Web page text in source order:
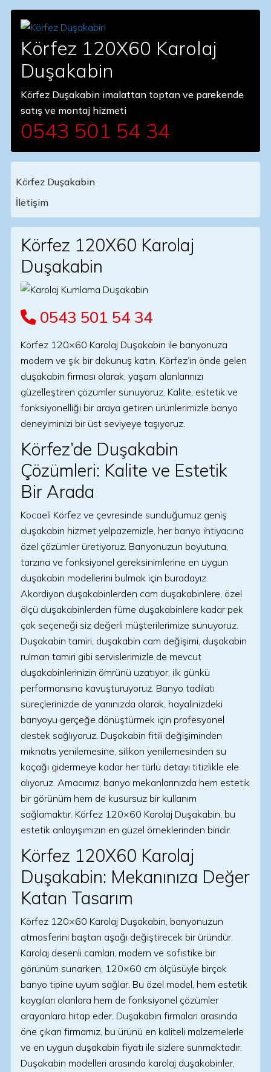
Körfez 120X60 Karolaj
Duşakabin
Körfez Duşakabin imalattan toptan ve parekende
satış ve montaj hizmeti
0543 501 54 34
Main Navigation
Körfez Duşakabin
İletişim
Körfez 120X60 Karolaj
Duşakabin
0543 501 54 34
Körfez 120×60 Karolaj Duşakabin ile banyonuza
modern ve şık bir dokunuş katın. Körfez’in önde gelen
duşakabin firması olarak, yaşam alanlarınızı
güzelleştiren çözümler sunuyoruz. Kalite, estetik ve
fonksiyonelliği bir araya getiren ürünlerimizle banyo
deneyiminizi bir üst seviyeye taşıyoruz.
Körfez’de Duşakabin
Çözümleri: Kalite ve Estetik
Bir Arada
Kocaeli Körfez ve çevresinde sunduğumuz geniş
duşakabin hizmet yelpazemizle, her banyo ihtiyacına
özel çözümler üretiyoruz. Banyonuzun boyutuna,
tarzına ve fonksiyonel gereksinimlerine en uygun
duşakabin modellerini bulmak için buradayız.
Akordiyon duşakabinlerden cam duşakabinlere, özel
ölçü duşakabinlerden füme duşakabinlere kadar pek
çok seçeneği siz değerli müşterilerimize sunuyoruz.
Duşakabin tamiri, duşakabin cam değişimi, duşakabin
rulman tamiri gibi servislerimizle de mevcut
duşakabinlerinizin ömrünü uzatıyor, ilk günkü
performansına kavuşturuyoruz. Banyo tadilatı
süreçlerinizde de yanınızda olarak, hayalinizdeki
banyoyu gerçeğe dönüştürmek için profesyonel
destek sağlıyoruz. Duşakabin fitili değişiminden
mıknatıs yenilemesine, silikon yenilemesinden su
kaçağı gidermeye kadar her türlü detayı titizlikle ele
alıyoruz. Amacımız, banyo mekanlarınızda hem estetik
bir görünüm hem de kusursuz bir kullanım
sağlamaktır. Körfez 120×60 Karolaj Duşakabin, bu
estetik anlayışımızın en güzel örneklerinden biridir.
Körfez 120X60 Karolaj
Duşakabin: Mekanınıza Değer
Katan Tasarım
Körfez 120×60 Karolaj Duşakabin, banyonuzun
atmosferini baştan aşağı değiştirecek bir üründür.
Karolaj desenli camları, modern ve sofistike bir
görünüm sunarken, 120×60 cm ölçüsüyle birçok
banyo tipine uyum sağlar. Bu özel model, hem estetik
kaygıları olanlara hem de fonksiyonel çözümler
arayanlara hitap eder. Duşakabin firmaları arasında
öne çıkan firmamız, bu ürünü en kaliteli malzemelerle
ve en uygun duşakabin fiyatı ile sizlere sunmaktadır.
Duşakabin modelleri arasında karolaj duşakabinler,